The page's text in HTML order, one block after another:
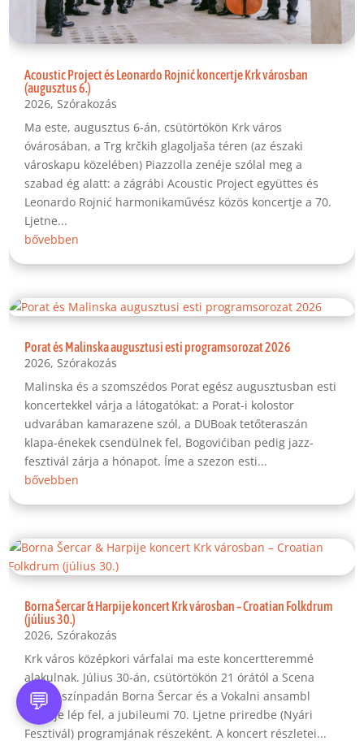
Acoustic Project és Leonardo Rojnić koncertje Krk városban
(augusztus 6.)
2026,Szórakozás
Ma este, augusztus 6-án, csütörtökön Krk város
óvárosában, a Trg krčkih glagoljaša téren (az északi
városkapu közelében) Piazzolla zenéje szólal meg a
szabad ég alatt: a zágrábi Acoustic Project együttes és
Leonardo Rojnić harmonikaművész közös koncertje a 70.
Ljetne...
bővebben
Porat és Malinska augusztusi esti programsorozat 2026
2026,Szórakozás
Malinska és a szomszédos Porat egész augusztusban esti
koncertekkel várja a látogatókat: a Porat-i kolostor
udvarában kamarazene szól, a DUBoak tetőteraszán
klapa-énekek csendülnek fel, Bogovićiban pedig jazz-
fesztivál zárja a hónapot. Íme a szezon esti...
bővebben
Borna Šercar & Harpije koncert Krk városban – Croatian Folkdrum
(július 30.)
2026,Szórakozás
Krk város középkori várfalai ma este koncertteremmé
alakulnak. Július 30-án, csütörtökön 21 órától a Scena
Zidine színpadán Borna Šercar és a Vokalni ansambl
Harpije lép fel, a jubileumi 70. Ljetne priredbe (Nyári
Fesztivál) programjának részeként. A koncert részletei...
💬